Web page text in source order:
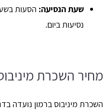
שעת הנסיעה: הסעות
נסיעות ביום.
מחיר השכרת
השכרת מיניבוס ברמון נועדה